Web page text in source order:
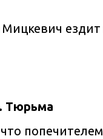
Тюрьма
что